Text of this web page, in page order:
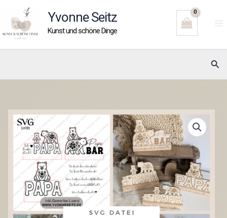
Inhalt
springen
Yvonne Seitz
Kunst und schöne Dinge